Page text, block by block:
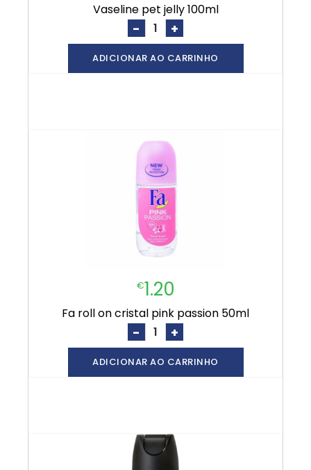
vaseline pet jelly 100ml
- +
ADICIONAR AO CARRINHO
€1.20
fa roll on cristal pink passion 50ml
- +
ADICIONAR AO CARRINHO